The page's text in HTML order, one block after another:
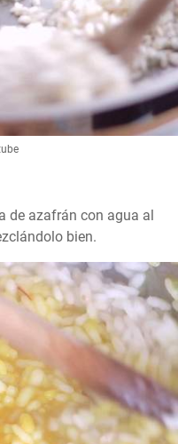
de azafrán con agua al
bien.